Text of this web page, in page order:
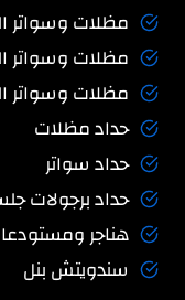
مظلات وسواتر
مظلات وسواتر
مظلات وسواتر
حداد مظلات
حداد سواتر
حداد برجولات
هناجر
سندويتش بنل